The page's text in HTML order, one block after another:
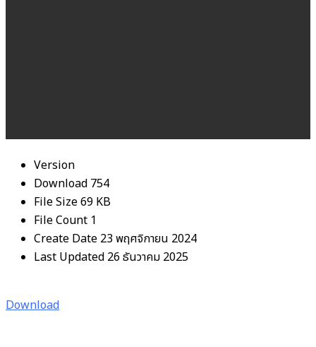
Version
Download 754
File Size69 KB
File Count 1
Create Date 23 พฤศจิกายน 2024
Last Updated 26 ธันวาคม 2025
Download